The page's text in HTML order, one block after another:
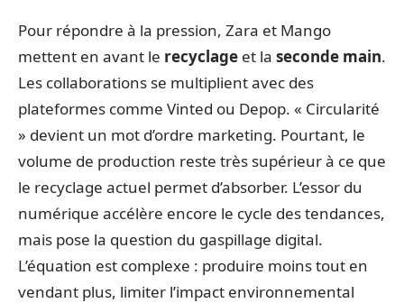
Pour répondre à la pression, Zara et Mango
mettent en avant le recyclage et la seconde main.
Les collaborations se multiplient avec des
plateformes comme Vinted ou Depop. « Circularité
» devient un mot d’ordre marketing. Pourtant, le
volume de production reste très supérieur à ce que
le recyclage actuel permet d’absorber. L’essor du
numérique accélère encore le cycle des tendances,
mais pose la question du gaspillage digital.
L’équation est complexe : produire moins tout en
vendant plus, limiter l’impact environnemental